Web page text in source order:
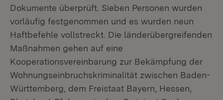
Dokumente überprüft. Sieben Personen wurden
vorläufig festgenommen und es wurden neun
Haftbefehle vollstreckt. Die länderübergreifenden
Maßnahmen gehen auf eine
Kooperationsvereinbarung zur Bekämpfung der
Wohnungseinbruchskriminalität zwischen Baden-
Württemberg, dem Freistaat Bayern, Hessen,